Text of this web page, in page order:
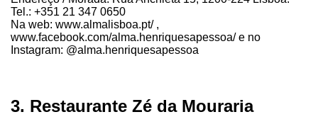
Tel.: +351 21 347 0650
Na web: www.almalisboa.pt/ ,
www.facebook.com/alma.henriquesapessoa/ e no
Instagram: @alma.henriquesapessoa
3. Restaurante Zé da Mouraria